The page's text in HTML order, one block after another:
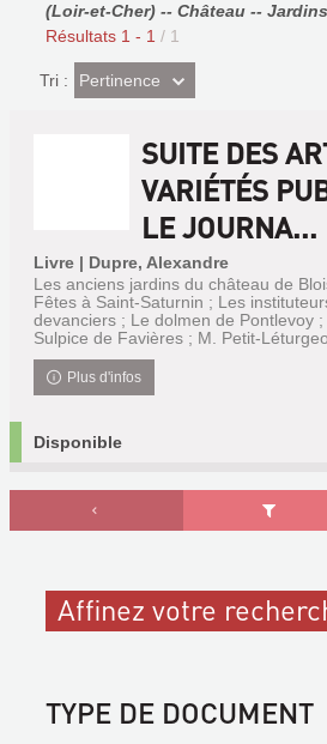
(Loir-et-Cher) -- Château --
Résultats 1 - 1 / 1
Tri : (Effet
imédiat)
Pertinence
SUITE DES
VARIÉTÉS
LE JOURNA...
Livre | Dupre, Alexandre
Les anciens jardins du château de
Fêtes à Saint-Saturnin ; Les
devanciers ; Le dolmen de Pontlevoy
Sulpice de Favières ; M. Petit-
Plus d'infos
Disponible
Affinez votre
TYPE DE DOCUMENT